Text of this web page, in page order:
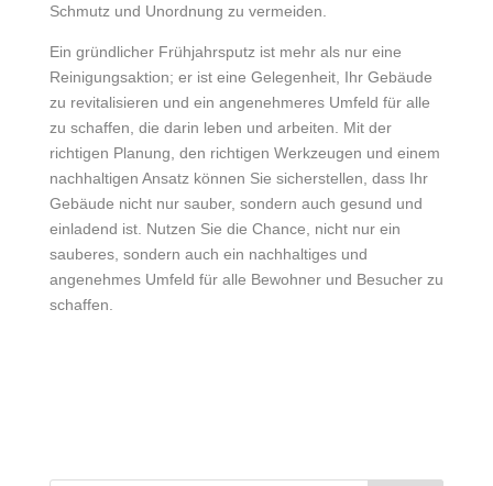
Schmutz und Unordnung zu vermeiden.
Ein gründlicher Frühjahrsputz ist mehr als nur eine
Reinigungsaktion; er ist eine Gelegenheit, Ihr Gebäude
zu revitalisieren und ein angenehmeres Umfeld für alle
zu schaffen, die darin leben und arbeiten. Mit der
richtigen Planung, den richtigen Werkzeugen und einem
nachhaltigen Ansatz können Sie sicherstellen, dass Ihr
Gebäude nicht nur sauber, sondern auch gesund und
einladend ist. Nutzen Sie die Chance, nicht nur ein
sauberes, sondern auch ein nachhaltiges und
angenehmes Umfeld für alle Bewohner und Besucher zu
schaffen.